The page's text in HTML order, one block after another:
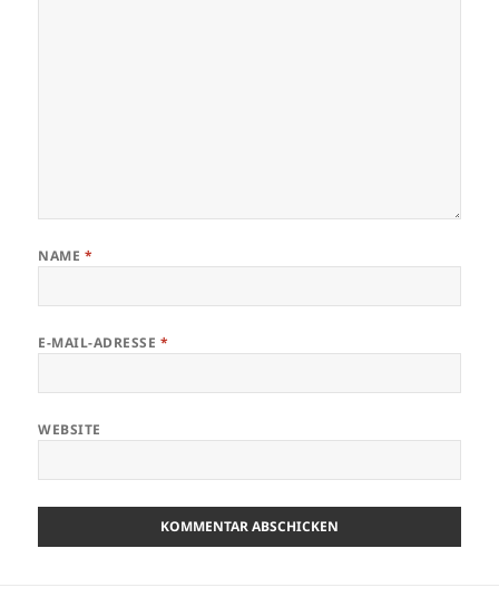
NAME *
E-MAIL-ADRESSE *
WEBSITE